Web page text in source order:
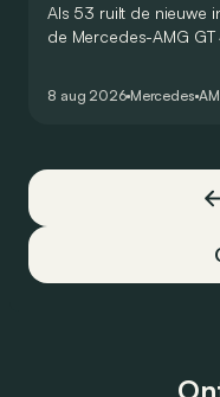
Als 53 ruilt de nieuwe
de Mercedes-AMG
8 aug 2026 Mercedes